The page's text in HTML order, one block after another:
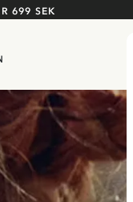
699 SEK